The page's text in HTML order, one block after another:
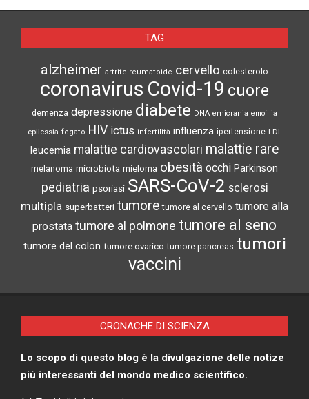
TAG
alzheimer artrite reumatoide cervello colesterolo
coronavirus Covid-19 cuore
demenza depressione diabete DNA emicrania emofilia
epilessia fegato HIV ictus infertilità influenza ipertensione LDL
leucemia malattie cardiovascolari malattie rare
melanoma microbiota mieloma obesità occhi Parkinson
pediatria psoriasi SARS-CoV-2 sclerosi
multipla superbatteri tumore tumore al cervello tumore alla
prostata tumore al polmone tumore al seno
tumore del colon tumore ovarico tumore pancreas tumori
vaccini
CRONACHE DI SCIENZA
Lo scopo di questo blog è la divulgazione delle notize
più interessanti del mondo medico scientifico.